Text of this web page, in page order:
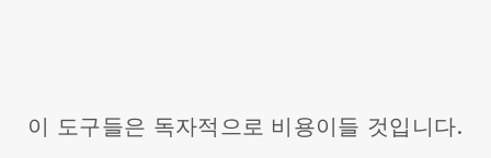
이 도구들은 독자적으로 비용이들 것입니다.